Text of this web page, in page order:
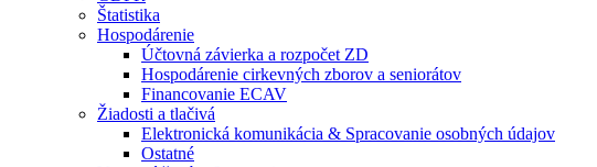
Štatistika
Hospodárenie
Účtovná závierka a rozpočet ZD
Hospodárenie cirkevných zborov a seniorátov
Financovanie ECAV
Žiadosti a tlačivá
Elektronická komunikácia & Spracovanie osobných údajov
Ostatné